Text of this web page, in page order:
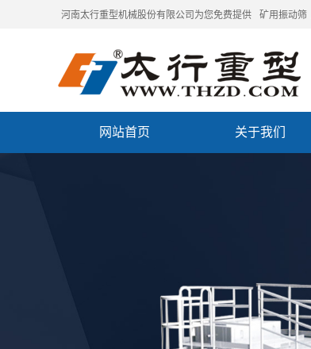
河南太行重型机械股份有限公司为您免费提供 矿用振动筛
网站首页 关于我们